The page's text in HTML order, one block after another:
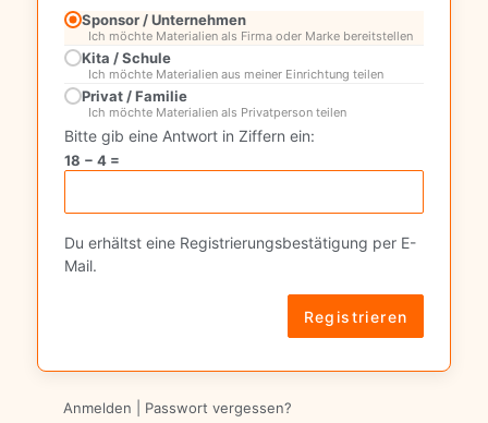
Sponsor / Unternehmen
Ich möchte Materialien als Firma oder Marke bereitstellen
Kita / Schule
Ich möchte Materialien aus meiner Einrichtung teilen
Privat / Familie
Ich möchte Materialien als Privatperson teilen
Bitte gib eine Antwort in Ziffern ein:
18 − 4 =
Du erhältst eine Registrierungsbestätigung per E-
Mail.
Anmelden Passwort vergessen?